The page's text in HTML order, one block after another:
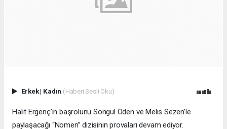
Erkek| Kadın (Haberi Sesli Oku)
Halit Ergenç’in başrolünü Songül Öden ve Melis Sezen’le
paylaşacağı “Nomen” dizisinin provaları devam ediyor.